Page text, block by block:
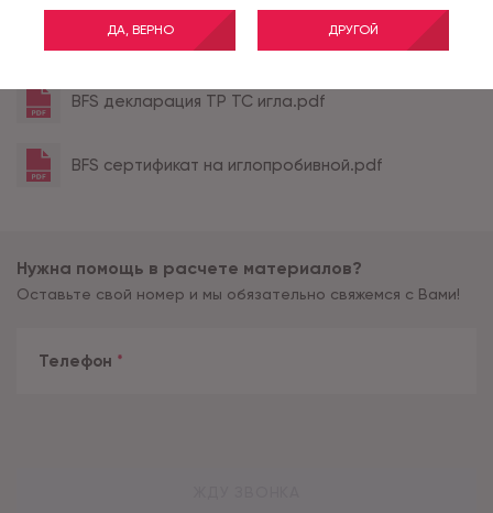
ДА, ВЕРНО ДРУГОЙ
Все характеристики
BFS декларация ТР ТС игла.pdf
BFS сертификат на иглопробивной.pdf
Нужна помощь в расчете материалов?
Оставьте свой номер и мы обязательно свяжемся с Вами!
Телефон *